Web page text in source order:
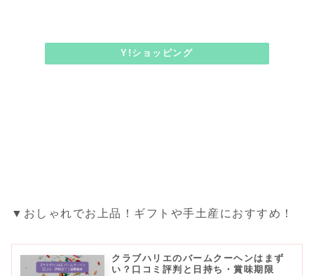
Y!ショッピング
▼おしゃれでお上品！ギフトや手土産におすすめ！
クラブハリエのバームクーヘンはまず
い？口コミ評判と日持ち・賞味期限